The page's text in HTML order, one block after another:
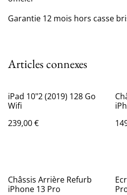
Garantie 12 mois hors casse
Articles connexes
iPad 10"2 (2019) 128 Go
Wifi
239,00 €
Châssis Arrière Refurb
iPhone 13 Pro